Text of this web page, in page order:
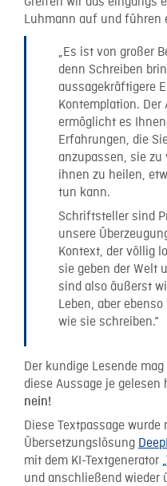
Luhmann auf und führen
„Es ist von großer
denn Schreiben
aussagekräftigere
Kontemplation. Der
ermöglicht es
Erfahrungen, die
anzupassen, sie
ihnen zu heilen,
tun kann.
Schriftsteller sind
unsere
Kontext, der völlig
sie geben der Welt
sind also äußerst
Leben, aber
wie sie schreiben.“
Der kundige Lesende
diese Aussage je gelesen
nein!
Diese Textpassage
Übersetzungslösung
mit dem KI-Textgenerator
und anschließend wieder